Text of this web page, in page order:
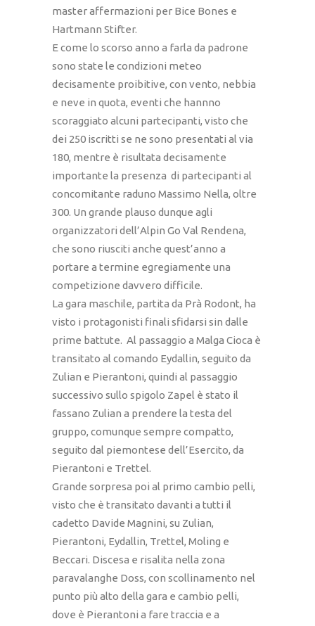
master affermazioni per Bice Bones e
Hartmann Stifter.
E come lo scorso anno a farla da padrone
sono state le condizioni meteo
decisamente proibitive, con vento, nebbia
e neve in quota, eventi che hannno
scoraggiato alcuni partecipanti, visto che
dei 250 iscritti se ne sono presentati al via
180, mentre è risultata decisamente
importante la presenza di partecipanti al
concomitante raduno Massimo Nella, oltre
300. Un grande plauso dunque agli
organizzatori dell’Alpin Go Val Rendena,
che sono riusciti anche quest’anno a
portare a termine egregiamente una
competizione davvero difficile.
La gara maschile, partita da Prà Rodont, ha
visto i protagonisti finali sfidarsi sin dalle
prime battute. Al passaggio a Malga Cioca è
transitato al comando Eydallin, seguito da
Zulian e Pierantoni, quindi al passaggio
successivo sullo spigolo Zapel è stato il
fassano Zulian a prendere la testa del
gruppo, comunque sempre compatto,
seguito dal piemontese dell’Esercito, da
Pierantoni e Trettel.
Grande sorpresa poi al primo cambio pelli,
visto che è transitato davanti a tutti il
cadetto Davide Magnini, su Zulian,
Pierantoni, Eydallin, Trettel, Moling e
Beccari. Discesa e risalita nella zona
paravalanghe Doss, con scollinamento nel
punto più alto della gara e cambio pelli,
dove è Pierantoni a fare traccia e a